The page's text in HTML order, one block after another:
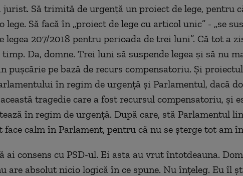
Să trimită de urgență un proiect de lege, pentru
lege. Să facă în „proiect de lege cu articol unic” - „se
legea 207/2018 pentru perioada de trei luni”. Că tot a
timp. Da, domne. Trei luni să suspende legea și să nu
pușcărie pe bază de recurs compensatoriu. Și
în regim de urgență și Parlamentul, dacă
tragedie care a fost recursul compensatoriu, și
în regim de urgență. După care, stă Parlamentul
face calm în Parlament, pentru că nu se șterge tot am
ai consens cu PSD-ul. Ei asta au vrut întotdeauna.
are absolut nicio logică în ce spune. Nu înțeleg. Eu îl